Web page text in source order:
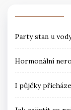
Party stan u
Hormonální
I půjčky